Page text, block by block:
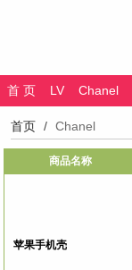
首 页 LV Chanel
首页 Chanel
商品名称
苹果手机壳